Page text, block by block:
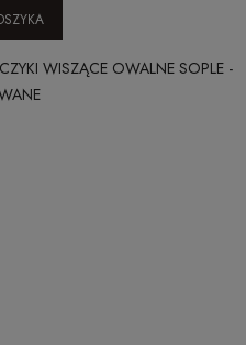
WISZĄCE OWALNE SOPLE -